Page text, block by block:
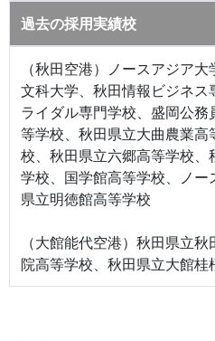
過去の採用実績校
（秋田空港）ノースアジア
文科大学、秋田情報ビジネ
ライダル専門学校、盛岡公
等学校、秋田県立大曲農業
校、秋田県立六郷高等学校
学校、国学館高等学校、ノ
県立明徳館高等学校
（大館能代空港）秋田県立
院高等学校、秋田県立大館桂